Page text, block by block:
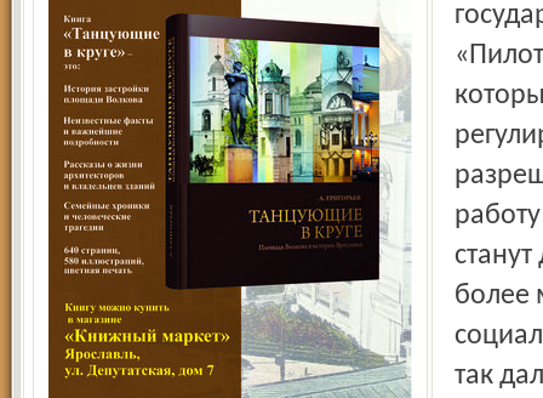
более
так